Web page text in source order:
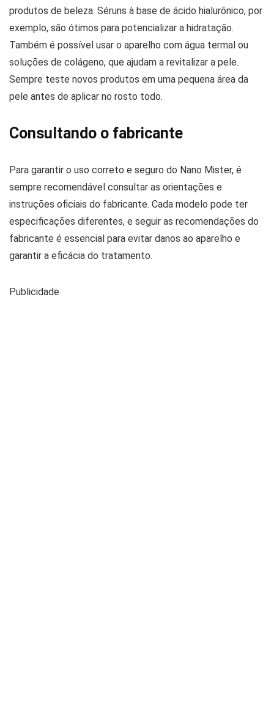
produtos de beleza. Séruns à base de ácido hialurônico, por
exemplo, são ótimos para potencializar a hidratação.
Também é possível usar o aparelho com água termal ou
soluções de colágeno, que ajudam a revitalizar a pele.
Sempre teste novos produtos em uma pequena área da
pele antes de aplicar no rosto todo.
Consultando o fabricante
Para garantir o uso correto e seguro do Nano Mister, é
sempre recomendável consultar as orientações e
instruções oficiais do fabricante. Cada modelo pode ter
especificações diferentes, e seguir as recomendações do
fabricante é essencial para evitar danos ao aparelho e
garantir a eficácia do tratamento.
Publicidade